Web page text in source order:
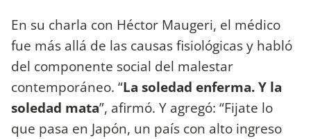
En su charla con Héctor Maugeri, el médico
fue más allá de las causas fisiológicas y habló
del componente social del malestar
contemporáneo. “La soledad enferma. Y la
soledad mata”, afirmó. Y agregó: “Fijate lo
que pasa en Japón, un país con alto ingreso